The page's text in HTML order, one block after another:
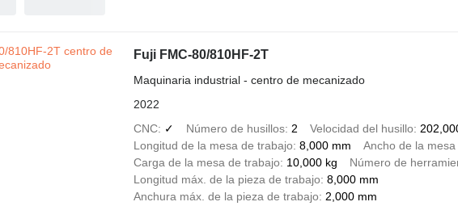
Fuji FMC-80/810HF-2T
Maquinaria industrial - centro de mecanizado
2022
CNC
✓ Número de husillos 2 Velocidad del husillo
Longitud de la mesa de trabajo 8,000 mm Ancho de la
Carga de la mesa de trabajo
10,000 kg Número de
Longitud máx. de la pieza de trabajo 8,000 mm
Anchura máx. de la pieza de trabajo
2,000 mm